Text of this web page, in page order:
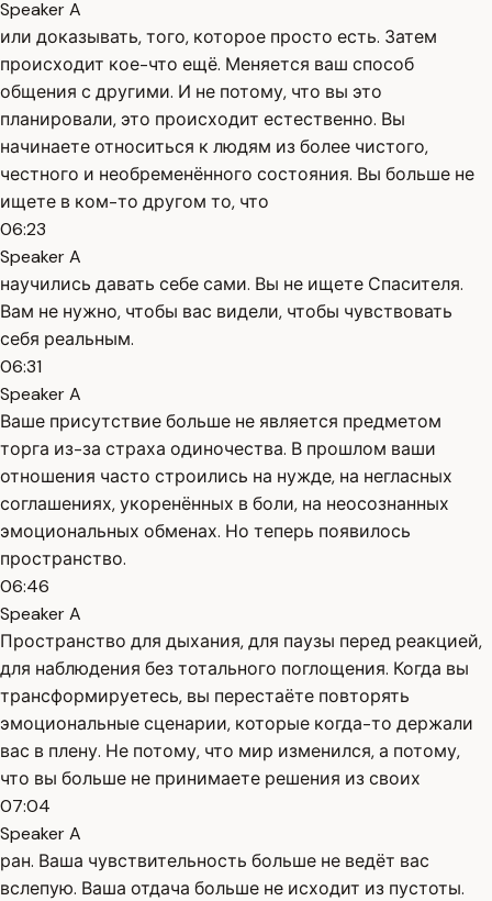
Speaker A
или доказывать, того, которое просто есть. Затем
происходит кое-что ещё. Меняется ваш способ
общения с другими. И не потому, что вы это
планировали, это происходит естественно. Вы
начинаете относиться к людям из более чистого,
честного и необременённого состояния. Вы больше не
ищете в ком-то другом то, что
06:23
Speaker A
научились давать себе сами. Вы не ищете Спасителя.
Вам не нужно, чтобы вас видели, чтобы чувствовать
себя реальным.
06:31
Speaker A
Ваше присутствие больше не является предметом
торга из-за страха одиночества. В прошлом ваши
отношения часто строились на нужде, на негласных
соглашениях, укоренённых в боли, на неосознанных
эмоциональных обменах. Но теперь появилось
пространство.
06:46
Speaker A
Пространство для дыхания, для паузы перед реакцией,
для наблюдения без тотального поглощения. Когда вы
трансформируетесь, вы перестаёте повторять
эмоциональные сценарии, которые когда-то держали
вас в плену. Не потому, что мир изменился, а потому,
что вы больше не принимаете решения из своих
07:04
Speaker A
ран. Ваша чувствительность больше не ведёт вас
вслепую. Ваша отдача больше не исходит из пустоты.